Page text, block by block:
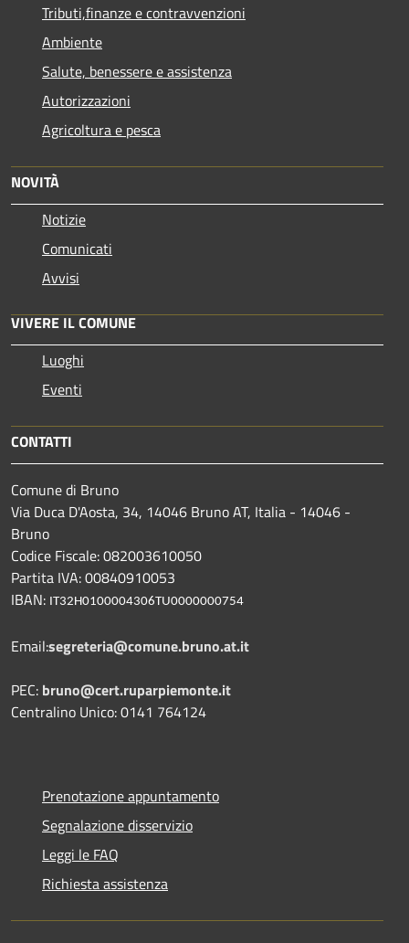
Tributi,finanze e contravvenzioni
Ambiente
Salute, benessere e assistenza
Autorizzazioni
Agricoltura e pesca
NOVITÀ
Notizie
Comunicati
Avvisi
VIVERE IL COMUNE
Luoghi
Eventi
CONTATTI
Comune di Bruno
Via Duca D'Aosta, 34, 14046 Bruno AT, Italia - 14046 -
Bruno
Codice Fiscale: 082003610050
Partita IVA: 00840910053
IBAN: IT32H0100004306TU0000000754
Email:segreteria@comune.bruno.at.it
PEC: bruno@cert.ruparpiemonte.it
Centralino Unico: 0141 764124
Prenotazione appuntamento
Segnalazione disservizio
Leggi le FAQ
Richiesta assistenza